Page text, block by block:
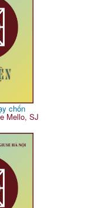
chốn
Mello, SJ